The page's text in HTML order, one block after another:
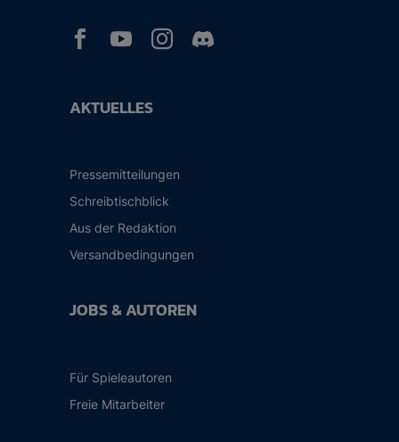
AKTUELLES
Pressemitteilungen
Schreibtischblick
Aus der Redaktion
Versandbedingungen
JOBS & AUTOREN
Für Spieleautoren
Freie Mitarbeiter
  